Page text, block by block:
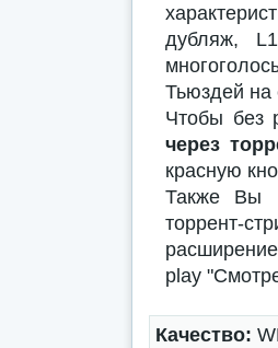
дубляж,
Тьюздей на
Чтобы без
через
красную
Также Вы
торрент-
play
Качество: